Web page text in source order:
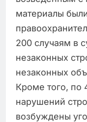
материалы
200 случаям в
незаконных
незаконных
Кроме того, по
нарушений
возбуждены